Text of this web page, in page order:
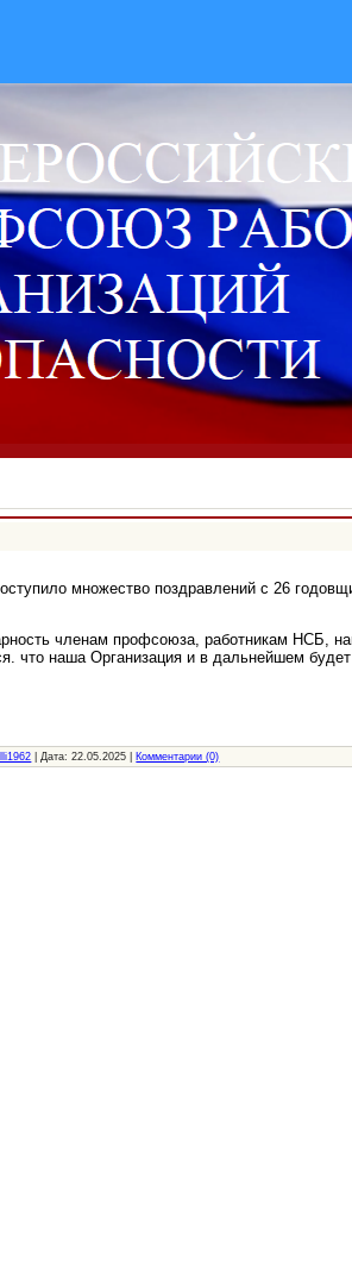
множество поздравлений с 26
членам профсоюза, работникам НСБ,
что наша Организация и в дальнейшем
Дата: 22.05.2025 Комментарии (0)